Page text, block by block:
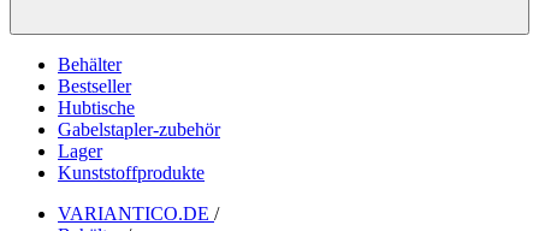
Behälter
Bestseller
Hubtische
Gabelstapler-zubehör
Lager
Kunststoffprodukte
VARIANTICO.DE /